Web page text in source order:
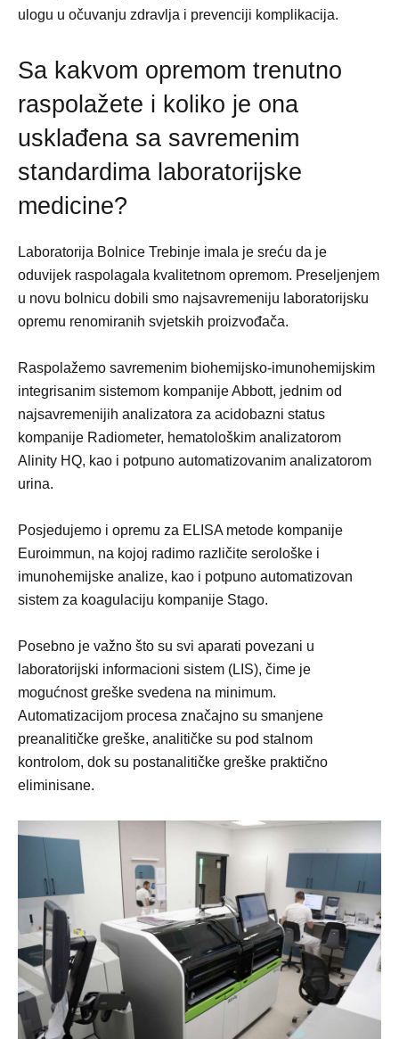
ulogu u očuvanju zdravlja i prevenciji komplikacija.
Sa kakvom opremom trenutno
raspolažete i koliko je ona
usklađena sa savremenim
standardima laboratorijske
medicine?
Laboratorija Bolnice Trebinje imala je sreću da je
oduvijek raspolagala kvalitetnom opremom. Preseljenjem
u novu bolnicu dobili smo najsavremeniju laboratorijsku
opremu renomiranih svjetskih proizvođača.
Raspolažemo savremenim biohemijsko-imunohemijskim
integrisanim sistemom kompanije Abbott, jednim od
najsavremenijih analizatora za acidobazni status
kompanije Radiometer, hematološkim analizatorom
Alinity HQ, kao i potpuno automatizovanim analizatorom
urina.
Posjedujemo i opremu za ELISA metode kompanije
Euroimmun, na kojoj radimo različite serološke i
imunohemijske analize, kao i potpuno automatizovan
sistem za koagulaciju kompanije Stago.
Posebno je važno što su svi aparati povezani u
laboratorijski informacioni sistem (LIS), čime je
mogućnost greške svedena na minimum.
Automatizacijom procesa značajno su smanjene
preanalitičke greške, analitičke su pod stalnom
kontrolom, dok su postanalitičke greške praktično
eliminisane.